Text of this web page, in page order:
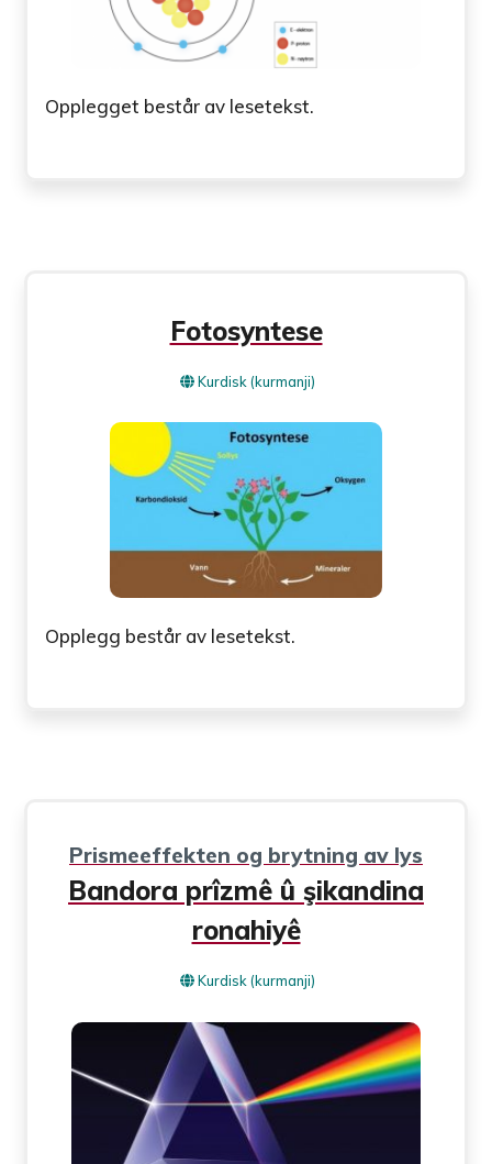
Opplegget består av lesetekst.
Fotosyntese
Kurdisk (kurmanji)
Opplegg består av lesetekst.
Prismeeffekten og brytning av lys
Bandora prîzmê û şikandina
ronahiyê
Kurdisk (kurmanji)